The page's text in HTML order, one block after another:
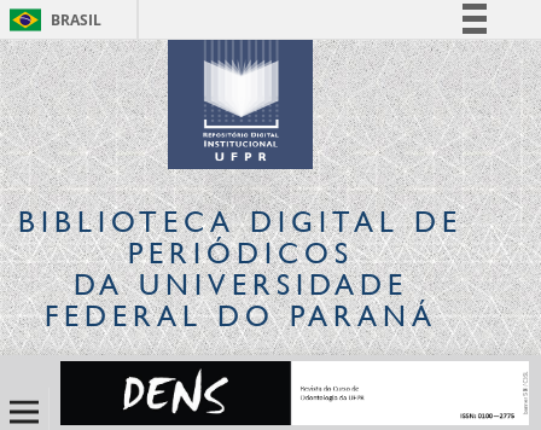
BRASIL
Simplifique!
Comunica BR
Participe
Acesso à informação
Legislação
Canais
BIBLIOTECA DIGITALDE
PERIÓDICOS
DA UNIVERSIDADE
FEDERAL DO PARANÁ